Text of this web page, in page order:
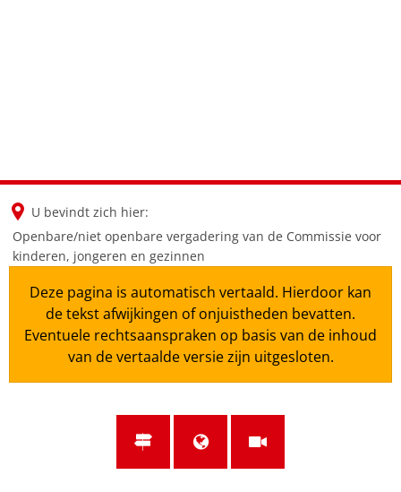
U bevindt zich hier:
Openbare/niet openbare vergadering van de Commissie voor
kinderen, jongeren en gezinnen
Deze pagina is automatisch vertaald. Hierdoor kan
de tekst afwijkingen of onjuistheden bevatten.
Eventuele rechtsaanspraken op basis van de inhoud
van de vertaalde versie zijn uitgesloten.